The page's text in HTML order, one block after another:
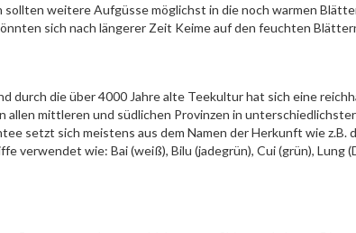
weitere Aufgüsse möglichst in die noch warmen
sich nach längerer Zeit Keime auf den feuchten
durch die über 4000 Jahre alte Teekultur hat sich eine
allen mittleren und südlichen Provinzen in
setzt sich meistens aus dem Namen der Herkunft wie
verwendet wie: Bai (weiß), Bilu (jadegrün), Cui (grün), Lung